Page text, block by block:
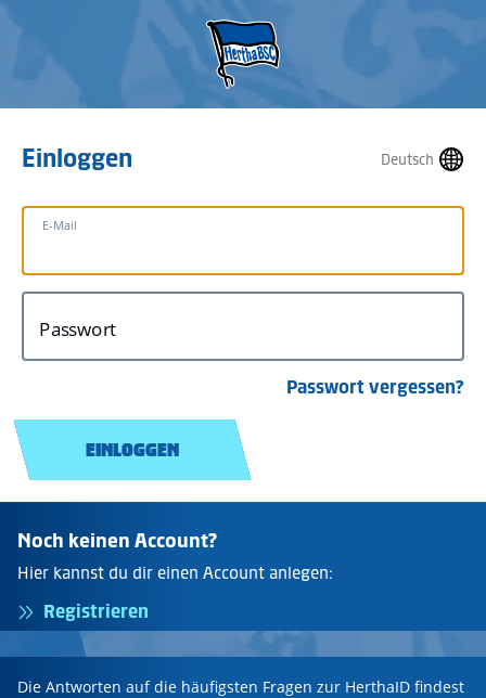
Deutsch
Einloggen
E-Mail
Passwort
Passwort vergessen?
EINLOGGEN
Noch keinen Account?
Hier kannst du dir einen Account anlegen:
Registrieren
Die Antworten auf die häufigsten Fragen zur HerthaID findest